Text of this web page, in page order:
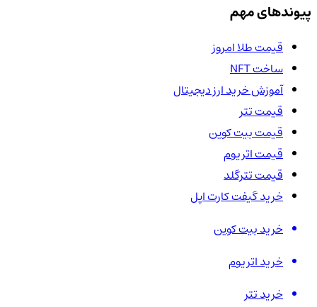
پیوندهای مهم
قیمت طلا امروز
ساخت NFT
آموزش خرید ارز دیجیتال
قیمت تتر
قیمت بیت کوین
قیمت اتریوم
قیمت تترگلد
خرید گیفت کارت اپل
خرید بیت کوین
خرید اتریوم
خرید تتر